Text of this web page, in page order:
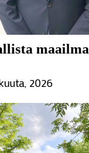
2026